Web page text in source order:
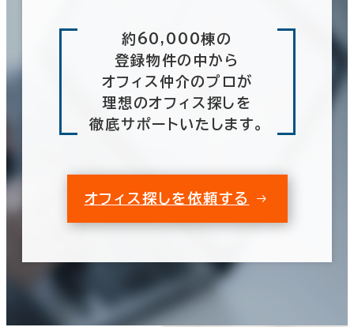
約60,000棟の
登録物件の中から
オフィス仲介のプロが
理想のオフィス探しを
徹底サポートいたします。
オフィス探しを依頼する